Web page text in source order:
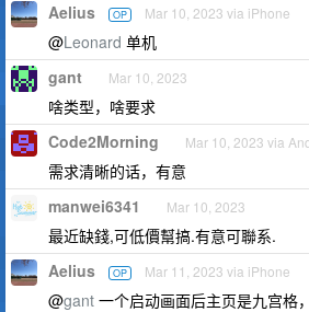
Aelius OP Mar 10, 2023 via iPhone
@Leonard 单机
gant Mar 10, 2023
啥类型，啥要求
Code2Morning Mar 10, 2023 via
需求清晰的话，有意
manwei6341 Mar 10, 2023
最近缺錢,可低價幫搞.有意可聯系.
Aelius OP Mar 11, 2023 via iPhone
@gant 一个启动画面后主页是九宫格